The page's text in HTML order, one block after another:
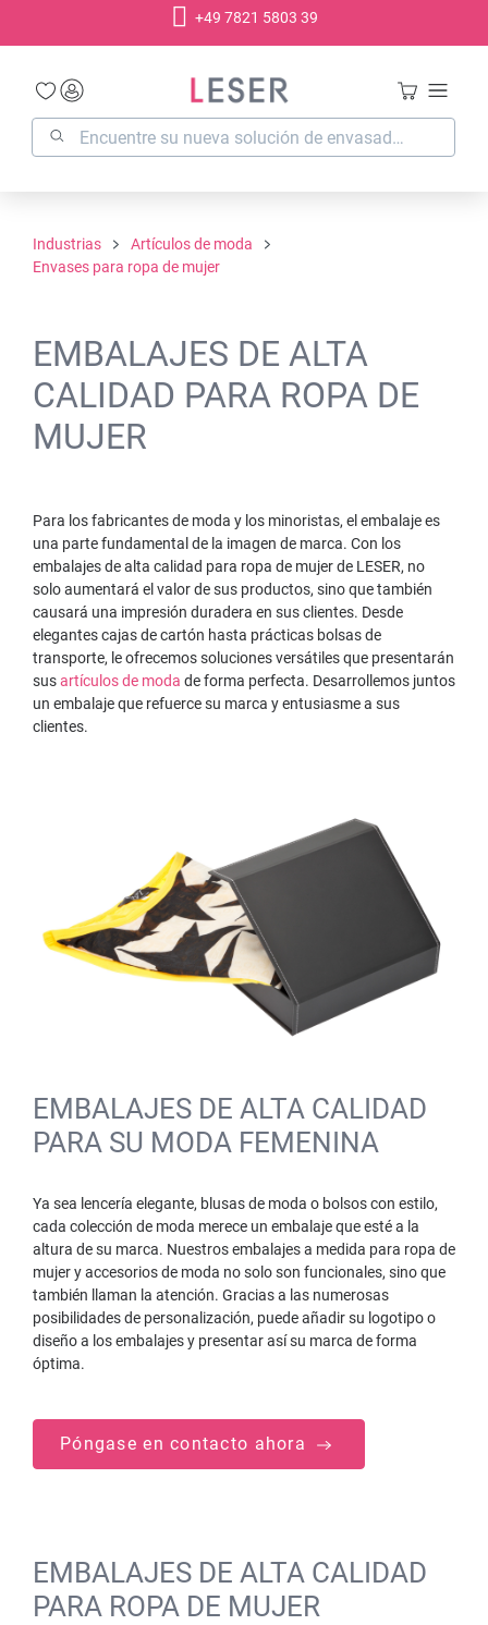
+49 7821 5803 39
Industrias
Artículos de moda
Envases para ropa de mujer
EMBALAJES DE ALTA
CALIDAD PARA ROPA DE
MUJER
Para los fabricantes de moda y los minoristas, el embalaje es
una parte fundamental de la imagen de marca. Con los
embalajes de alta calidad para ropa de mujer de LESER, no
solo aumentará el valor de sus productos, sino que también
causará una impresión duradera en sus clientes. Desde
elegantes cajas de cartón hasta prácticas bolsas de
transporte, le ofrecemos soluciones versátiles que presentarán
susartículos de moda de forma perfecta. Desarrollemos juntos
un embalaje que refuerce su marca y entusiasme a sus
clientes.
EMBALAJES DE ALTA CALIDAD
PARA SU MODA FEMENINA
Ya sea lencería elegante, blusas de moda o bolsos con estilo,
cada colección de moda merece un embalaje que esté a la
altura de su marca. Nuestros embalajes a medida para ropa de
mujer y accesorios de moda no solo son funcionales, sino que
también llaman la atención. Gracias a las numerosas
posibilidades de personalización, puede añadir su logotipo o
diseño a los embalajes y presentar así su marca de forma
óptima.
Póngase en contacto ahora
EMBALAJES DE ALTA CALIDAD
PARA ROPA DE MUJER